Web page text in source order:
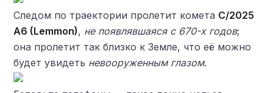
Следом по траектории пролетит комета C/2025
A6 (Lemmon), не появлявшаяся с 670-х годов;
она пролетит так близко к Земле, что её можно
будет увидеть невооруженным глазом.